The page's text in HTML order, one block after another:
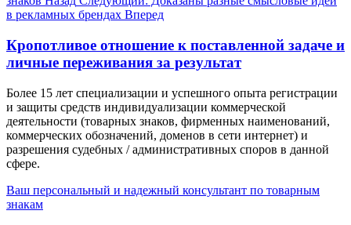
в рекламных брендах Вперед
Кропотливое отношение к поставленной задаче и
личные переживания за результат
Более 15 лет специализации и успешного опыта регистрации
и защиты средств индивидуализации коммерческой
деятельности (товарных знаков, фирменных наименований,
коммерческих обозначений, доменов в сети интернет) и
разрешения судебных / административных споров в данной
сфере.
Ваш персональный и надежный консультант по товарным
знакам